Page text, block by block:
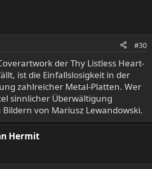
#30
der Thy Listless Heart-
ist die Einfallslosigkeit in der
zahlreicher Metal-Platten. Wer
sinnlicher Überwältigung
von Mariusz Lewandowski.
Hermit